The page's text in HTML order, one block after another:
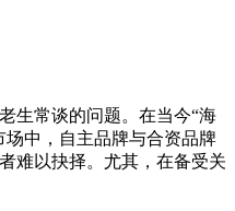
生常谈的问题。在当今“海
场中，自主品牌与合资品牌
难以抉择。尤其，在备受关